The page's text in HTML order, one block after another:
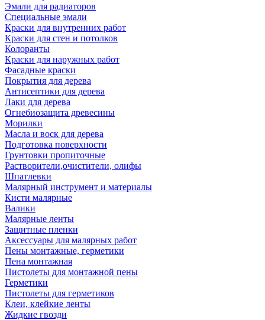
Эмали для радиаторов
Специальные эмали
Краски для внутренних работ
Краски для стен и потолков
Колоранты
Краски для наружных работ
Фасадные краски
Покрытия для дерева
Антисептики для дерева
Лаки для дерева
Огнебиозащита древесины
Морилки
Масла и воск для дерева
Подготовка поверхности
Грунтовки пропиточные
Растворители,очистители, олифы
Шпатлевки
Малярный инструмент и материалы
Кисти малярные
Валики
Малярные ленты
Защитные пленки
Аксессуары для малярных работ
Пены монтажные, герметики
Пена монтажная
Пистолеты для монтажной пены
Герметики
Пистолеты для герметиков
Клеи, клейкие ленты
Жидкие гвозди